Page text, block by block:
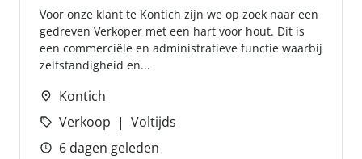
Voor onze klant te Kontich zijn we op zoek naar een
gedreven Verkoper met een hart voor hout. Dit is
een commerciële en administratieve functie waarbij
zelfstandigheid en...
Kontich
Verkoop
Voltijds
6 dagen geleden